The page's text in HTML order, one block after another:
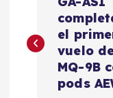
v
el
vuelo
MQ-9B
pods